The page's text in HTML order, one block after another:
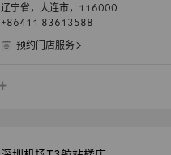
辽宁省， 大连市， 116000
+86411 83613588
预约门店服务